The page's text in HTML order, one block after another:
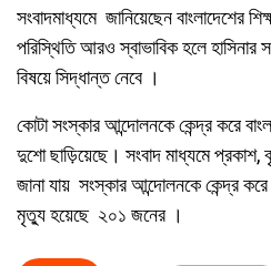
সংবাদমাধ্যমে জানিয়েছেন বাংলাদেশের
পরিস্থিতি আরও স্বাভাবিক হলে হাসিনার
বিষয়ে সিদ্ধান্ত নেবে ।
কোটা সংস্কার আন্দোলনকে কেন্দ্র করে
দুশো ছাড়িয়েছে। সংবাদ মাধ্যমে প্রকাশ,
জানা যায় সংস্কার আন্দোলনকে কেন্দ্র করে
মৃত্যু হয়েছে ২০১ জনের ।